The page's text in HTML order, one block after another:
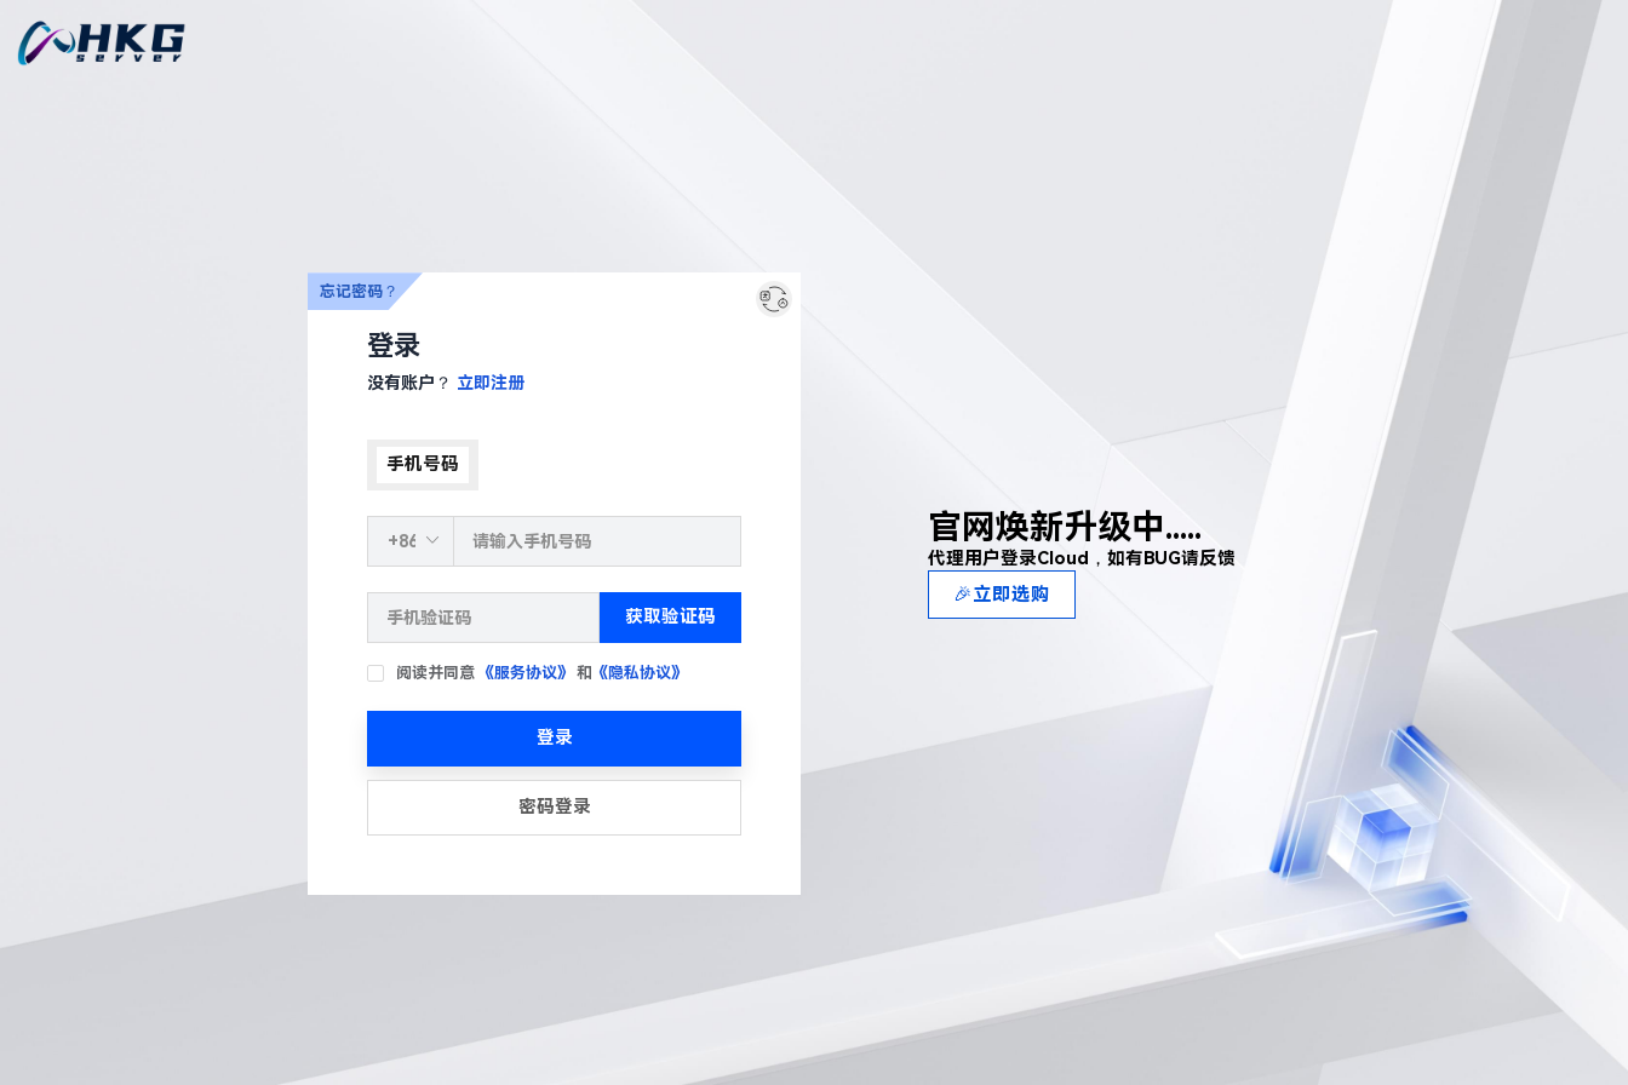
登录
没有账户？ 立即注册
手机号码
获取验证码
阅读并同意 《服务协议》 和 《隐私协议》
忘记密码？
登录
密码登录
官网焕新升级中.....
代理用户登录Cloud，如有BUG请反馈
🎉立即选购